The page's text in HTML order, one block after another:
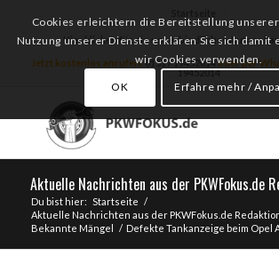
Hier klicken für ein unverbindliches
Jetzt kostenlos anrufen:0151 / 19452014oder per
19452014
Aktuelle Nachrichten aus der PKWFokus.de
Du bist hier: Startseite /
Aktuelle Nachrichten aus der PKWFokus.de
Bekannte Mängel / Defekte Tankanzeige beim Opel
Cookies erleichtern die Bereitstellung
Nutzung unserer Dienste erklären Sie sich damit
wir Cookies verwenden.
OK Erfahre mehr /